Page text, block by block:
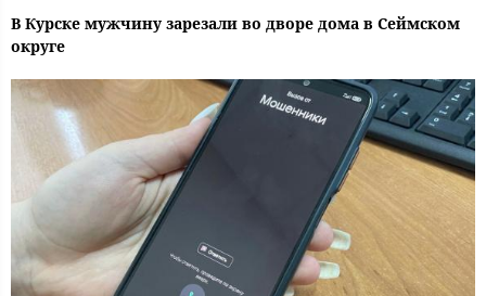
В Курске мужчину зарезали во дворе дома в Сеймском
округе